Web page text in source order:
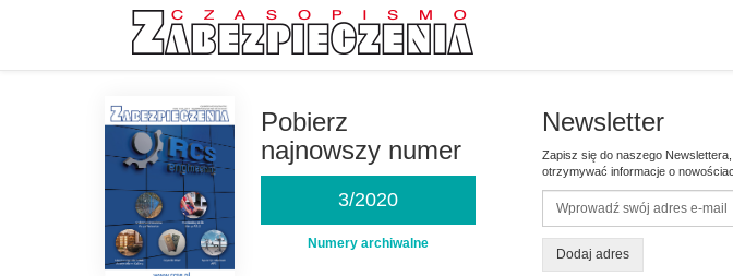
Pobierz
najnowszy numer
3/2020
Numery archiwalne
Newsletter
Zapisz się do naszego
otrzymywać informacje o
Dodaj adres